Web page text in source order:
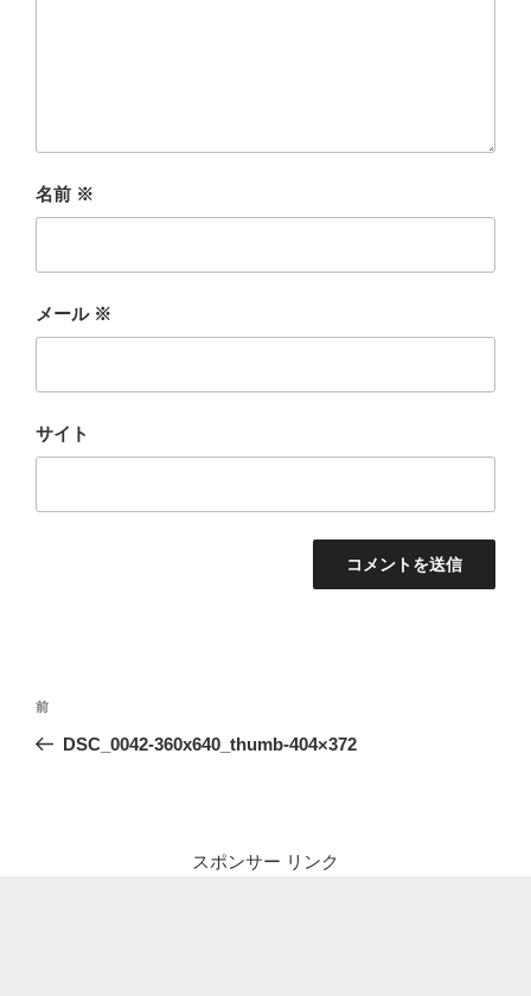
名前 ※
メール ※
サイト
投
前
の
前
DSC_0042-360x640_thumb-404×372
スポンサー リンク